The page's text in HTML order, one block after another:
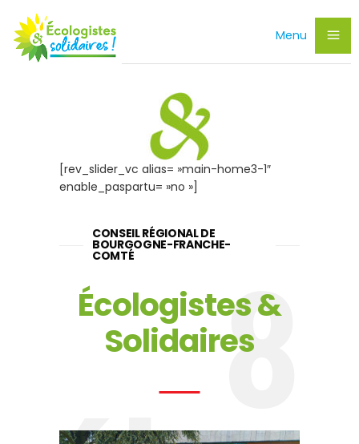
Menu
[rev_slider_vc alias= »main-home3-1″
enable_paspartu= »no »]
CONSEIL RÉGIONAL DE
BOURGOGNE-FRANCHE-
COMTÉ
Écologistes &
Solidaires
8